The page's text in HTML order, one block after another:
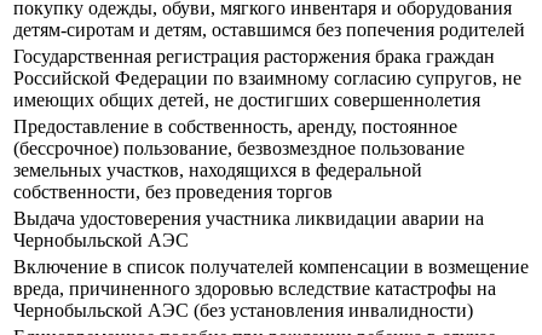
покупку одежды, обуви, мягкого инвентаря и оборудования
детям-сиротам и детям, оставшимся без попечения родителей
Государственная регистрация расторжения брака граждан
Российской Федерации по взаимному согласию супругов, не
имеющих общих детей, не достигших совершеннолетия
Предоставление в собственность, аренду, постоянное
(бессрочное) пользование, безвозмездное пользование
земельных участков, находящихся в федеральной
собственности, без проведения торгов
Выдача удостоверения участника ликвидации аварии на
Чернобыльской АЭС
Включение в список получателей компенсации в возмещение
вреда, причиненного здоровью вследствие катастрофы на
Чернобыльской АЭС (без установления инвалидности)